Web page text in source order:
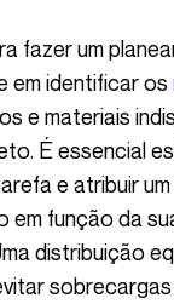
em identificar os
e materiais
É essencial
e atribuir um
em função da
distribuição